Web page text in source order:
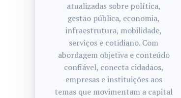
atualizadas sobre política,
gestão pública, economia,
infraestrutura, mobilidade,
serviços e cotidiano. Com
abordagem objetiva e conteúdo
confiável, conecta cidadãos,
empresas e instituições aos
temas que movimentam a capital